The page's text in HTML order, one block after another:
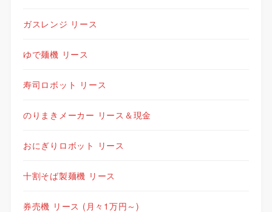
ガスレンジ リース
ゆで麺機 リース
寿司ロボット リース
のりまきメーカー リース＆現金
おにぎりロボット リース
十割そば製麺機 リース
券売機 リース (月々1万円～)